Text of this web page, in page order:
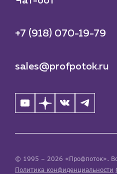
+7 (918) 070-19-79
sales@profpotok.ru
© 1995 – 2026 «Профпоток».
Политика конфиденциальности